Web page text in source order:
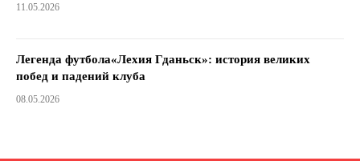
11.05.2026
Легенда футбола«Лехия Гданьск»: история великих
побед и падений клуба
08.05.2026